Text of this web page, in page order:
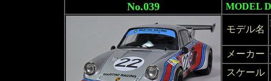
No.039 MODEL
モデル名
メーカー
スケール